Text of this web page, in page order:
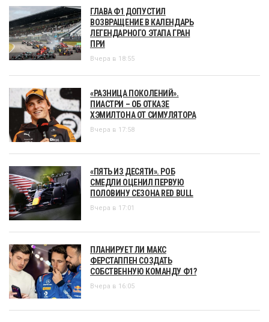
ГЛАВА Ф1 ДОПУСТИЛ
ВОЗВРАЩЕНИЕ В КАЛЕНДАРЬ
ЛЕГЕНДАРНОГО ЭТАПА ГРАН
ПРИ
Вчера в 18:55
«РАЗНИЦА ПОКОЛЕНИЙ».
ПИАСТРИ – ОБ ОТКАЗЕ
ХЭМИЛТОНА ОТ СИМУЛЯТОРА
Вчера в 17:58
«ПЯТЬ ИЗ ДЕСЯТИ». РОБ
СМЕДЛИ ОЦЕНИЛ ПЕРВУЮ
ПОЛОВИНУ СЕЗОНА RED BULL
Вчера в 17:01
ПЛАНИРУЕТ ЛИ МАКС
ФЕРСТАППЕН СОЗДАТЬ
СОБСТВЕННУЮ КОМАНДУ Ф1?
Вчера в 16:05